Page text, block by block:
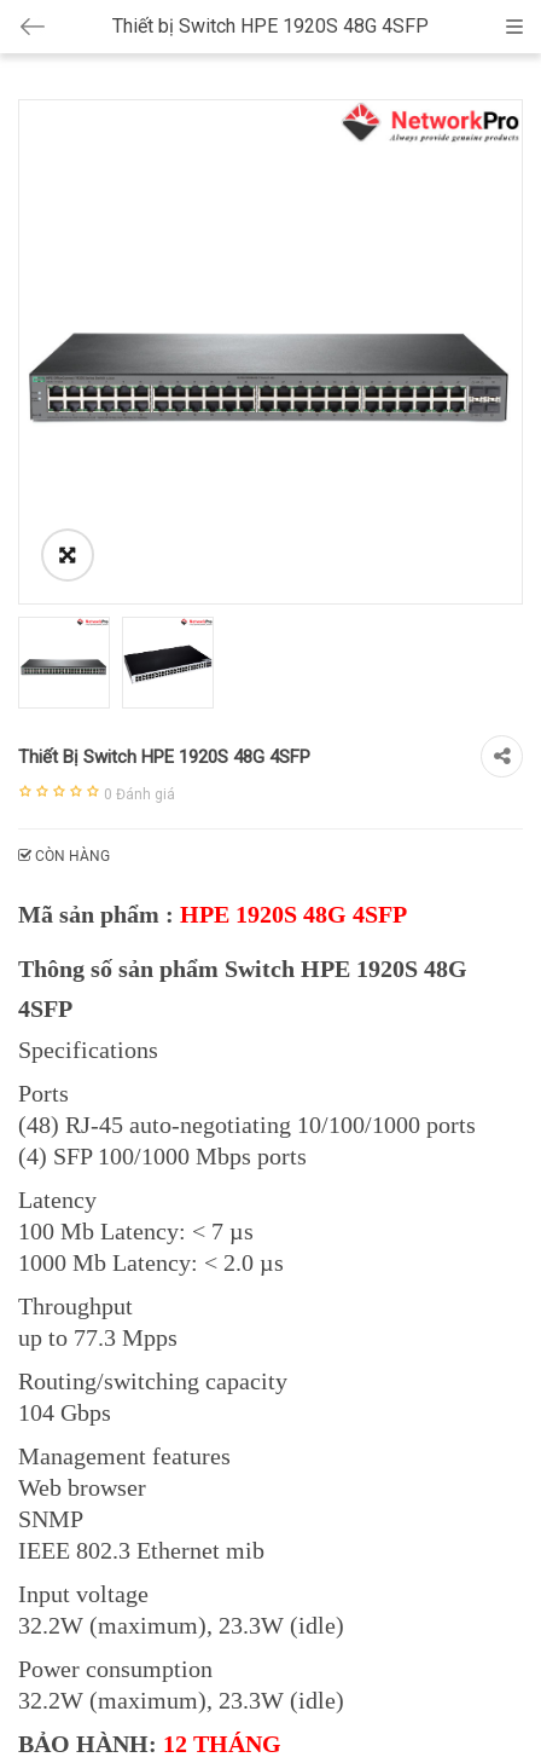
Thiết bị Switch HPE 1920S 48G 4SFP
Thiết Bị Switch HPE 1920S 48G 4SFP
0 Đánh giá
CÒN HÀNG
Mã sản phẩm : HPE 1920S 48G 4SFP
Thông số sản phẩm Switch HPE 1920S 48G
4SFP
Specifications
Ports
(48) RJ-45 auto-negotiating 10/100/1000 ports
(4) SFP 100/1000 Mbps ports
Latency
100 Mb Latency: < 7 µs
1000 Mb Latency: < 2.0 µs
Throughput
up to 77.3 Mpps
Routing/switching capacity
104 Gbps
Management features
Web browser
SNMP
IEEE 802.3 Ethernet mib
Input voltage
32.2W (maximum), 23.3W (idle)
Power consumption
32.2W (maximum), 23.3W (idle)
BẢO HÀNH: 12 THÁNG